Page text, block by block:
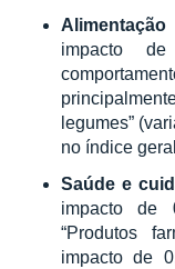
impacto
legumes”
no índice
Saúde e
impacto de
“Produtos
impacto de